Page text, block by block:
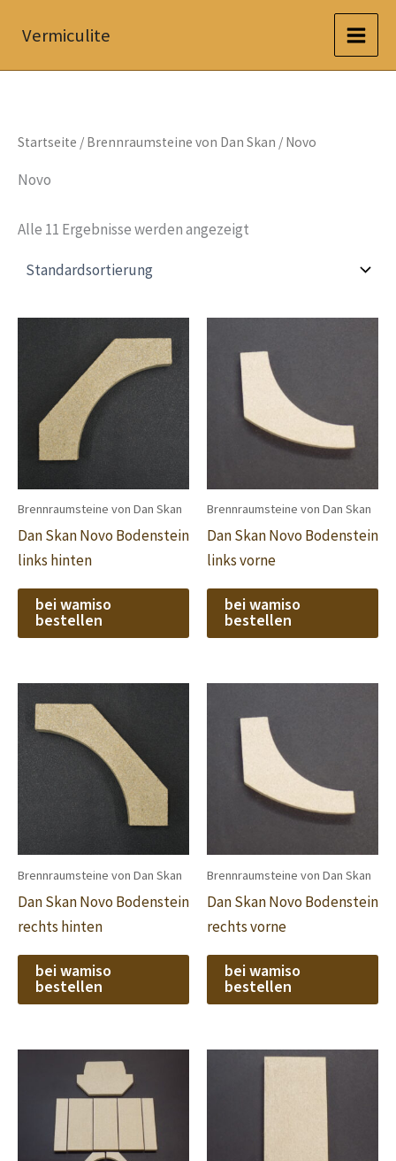
InhaltVermiculite
Startseite / Brennraumsteine von Dan Skan / Novo
Novo
Alle 11 Ergebnisse werden angezeigt
Brennraumsteine von Dan Skan
Dan Skan Novo Bodenstein
links hinten
bei wamiso
bestellen
Brennraumsteine von Dan Skan
Dan Skan Novo Bodenstein
links vorne
bei wamiso
bestellen
Brennraumsteine von Dan Skan
Dan Skan Novo Bodenstein
rechts hinten
bei wamiso
bestellen
Brennraumsteine von Dan Skan
Dan Skan Novo Bodenstein
rechts vorne
bei wamiso
bestellen